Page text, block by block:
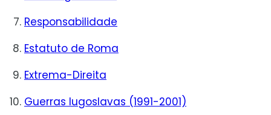
Responsabilidade
Estatuto de Roma
Extrema-Direita
Guerras Iugoslavas (1991-2001)